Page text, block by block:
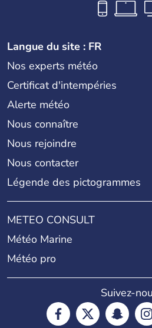
Langue du site : FR
Nos experts météo
Certificat d'intempéries
Alerte météo
Nous connaître
Nous rejoindre
Nous contacter
Légende des pictogrammes
METEO CONSULT
Météo Marine
Météo pro
Suivez-